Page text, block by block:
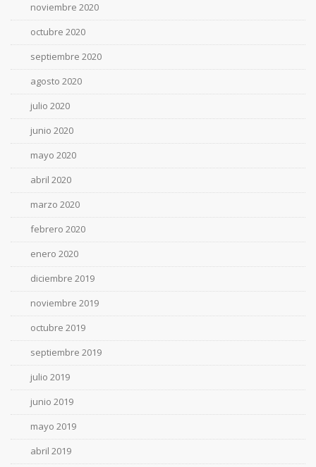
noviembre 2020
octubre 2020
septiembre 2020
agosto 2020
julio 2020
junio 2020
mayo 2020
abril 2020
marzo 2020
febrero 2020
enero 2020
diciembre 2019
noviembre 2019
octubre 2019
septiembre 2019
julio 2019
junio 2019
mayo 2019
abril 2019